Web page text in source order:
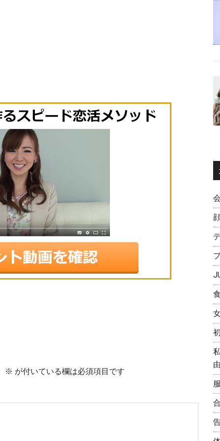
※ が付いている欄は必須項目です